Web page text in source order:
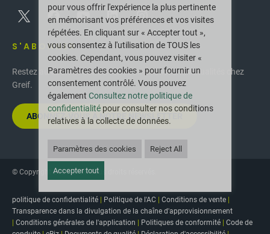
S'ABONNER
Restez au courant des dernières innovations et actualités chez
Greif.
ABONNEZ-VOUS À NOTRE NEWSLETTER
© Copyright 2025 Greif. Tous droits réservés.
politique de confidentialité | Politique de l'AC | Conditions de vente |
Transparence dans la divulgation de la chaîne d'approvisionnement
| Conditions générales de l'application | Politiques de conformité | Code de
pour vous offrir l'expérience la plus pertinente
en mémorisant vos préférences et vos visites
répétées. En cliquant sur « Accepter tout »,
vous consentez à l'utilisation de TOUS les
cookies. Cependant, vous pouvez visiter «
Paramètres des cookies » pour fournir un
consentement contrôlé. Vous pouvez
également Consultez notre politique de
confidentialité pour consulter nos conditions
relatives à la collecte de données.
Paramètres des cookies Reject All
Accepter tout